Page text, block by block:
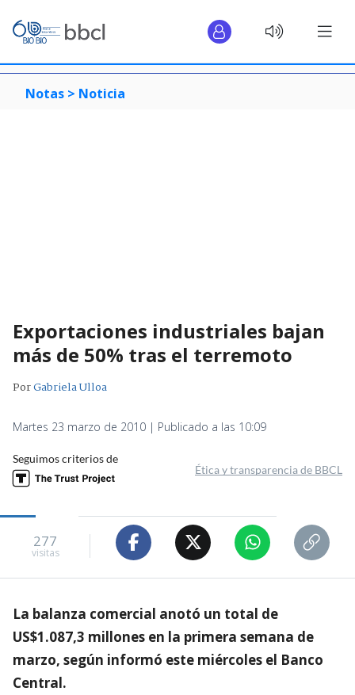
Notas > Noticia
Exportaciones industriales bajan
más de 50% tras el terremoto
PorGabriela Ulloa
Martes 23 marzo de 2010 | Publicado a las 10:09
Seguimos criterios de
Ética y transparencia de BBCL
277
visitas
La balanza comercial anotó un total de
US$1.087,3 millones en la primera semana de
marzo, según informó este miércoles el Banco
Central.